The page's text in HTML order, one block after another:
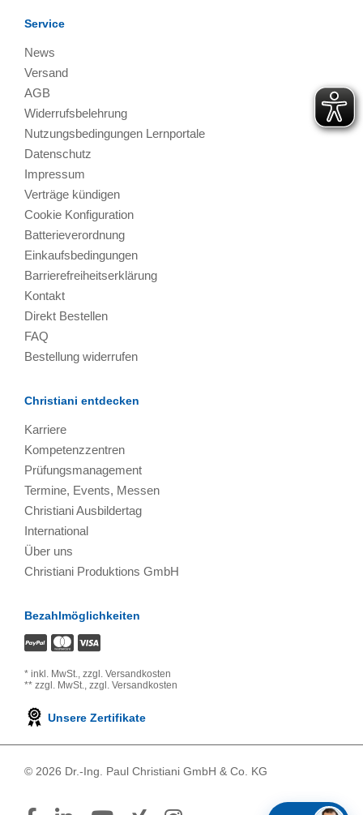
Service
News
Versand
AGB
Widerrufsbelehrung
Nutzungsbedingungen Lernportale
Datenschutz
Impressum
Verträge kündigen
Cookie Konfiguration
Batterieverordnung
Einkaufsbedingungen
Barrierefreiheitserklärung
Kontakt
Direkt Bestellen
FAQ
Bestellung widerrufen
Christiani entdecken
Karriere
Kompetenzzentren
Prüfungsmanagement
Termine, Events, Messen
Christiani Ausbildertag
International
Über uns
Christiani Produktions GmbH
Bezahlmöglichkeiten
* inkl. MwSt., zzgl. Versandkosten
** zzgl. MwSt., zzgl. Versandkosten
Unsere Zertifikate
© 2026 Dr.-Ing. Paul Christiani GmbH & Co. KG